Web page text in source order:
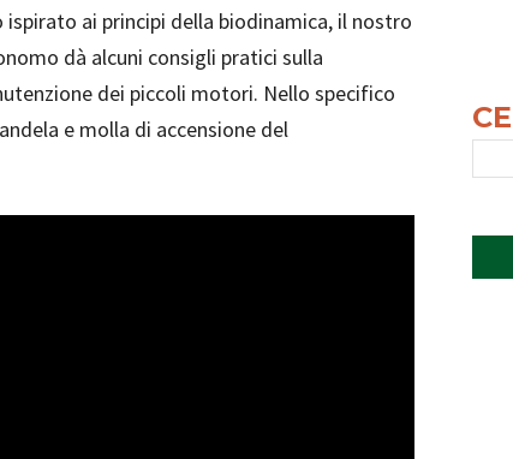
ispirato ai principi della biodinamica, il nostro
dà alcuni consigli pratici sulla
dei piccoli motori. Nello specifico
e molla di accensione del